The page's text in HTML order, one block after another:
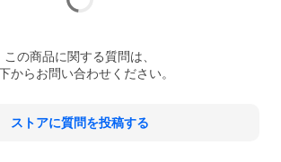
この商品に関する質問は、
からお問い合わせください。
ストアに質問を投稿する